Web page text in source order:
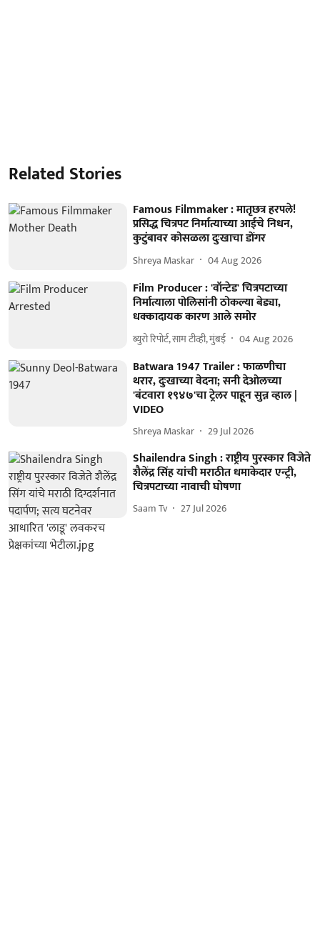
Related Stories
Famous Filmmaker : मातृछत्र हरपले!
प्रसिद्ध चित्रपट निर्मात्याच्या आईचे निधन,
कुटुंबावर कोसळला दुःखाचा डोंगर
Shreya Maskar 04 Aug 2026
Film Producer : 'वॉन्टेड' चित्रपटाच्या
निर्मात्याला पोलिसांनी ठोकल्या बेड्या,
धक्कादायक कारण आले समोर
ब्युरो रिपोर्ट, साम टीव्ही, मुंबई 04 Aug 2026
Batwara 1947 Trailer : फाळणीचा
थरार, दुःखाच्या वेदना; सनी देओलच्या
'बंटवारा १९४७'चा ट्रेलर पाहून सुन्न व्हाल |
VIDEO
Shreya Maskar 29 Jul 2026
Shailendra Singh : राष्ट्रीय पुरस्कार विजेते
शैलेंद्र सिंह यांची मराठीत धमाकेदार एन्ट्री,
चित्रपटाच्या नावाची घोषणा
Saam Tv 27 Jul 2026